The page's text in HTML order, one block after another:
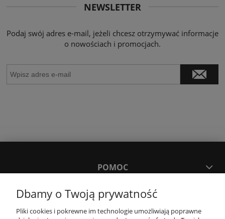
NEWSLETTER
Podaj swój adres e-mail, jeżeli chcesz otrzymywać informacje
o nowościach i promocjach.
POMOC
MOJE KONTO
Dbamy o Twoją prywatność
Pliki cookies i pokrewne im technologie umożliwiają poprawne